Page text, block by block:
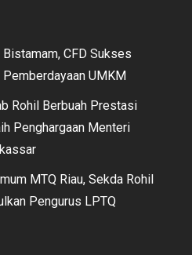
CFD Sukses
Pemberdayaan UMKM
Rohil Berbuah Prestasi
Penghargaan Menteri
MTQ Riau, Sekda Rohil
Pengurus LPTQ